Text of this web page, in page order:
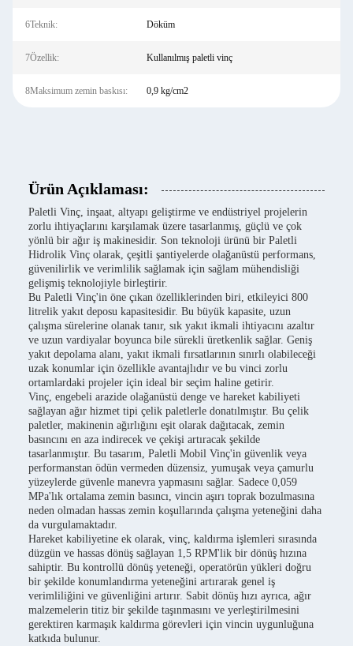
6Teknik: Döküm
7Özellik: Kullanılmış paletli vinç
8Maksimum zemin baskısı: 0,9 kg/cm2
Ürün Açıklaması:
Paletli Vinç, inşaat, altyapı geliştirme ve endüstriyel projelerin
zorlu ihtiyaçlarını karşılamak üzere tasarlanmış, güçlü ve çok
yönlü bir ağır iş makinesidir. Son teknoloji ürünü bir Paletli
Hidrolik Vinç olarak, çeşitli şantiyelerde olağanüstü performans,
güvenilirlik ve verimlilik sağlamak için sağlam mühendisliği
gelişmiş teknolojiyle birleştirir.
Bu Paletli Vinç'in öne çıkan özelliklerinden biri, etkileyici 800
litrelik yakıt deposu kapasitesidir. Bu büyük kapasite, uzun
çalışma sürelerine olanak tanır, sık yakıt ikmali ihtiyacını azaltır
ve uzun vardiyalar boyunca bile sürekli üretkenlik sağlar. Geniş
yakıt depolama alanı, yakıt ikmali fırsatlarının sınırlı olabileceği
uzak konumlar için özellikle avantajlıdır ve bu vinci zorlu
ortamlardaki projeler için ideal bir seçim haline getirir.
Vinç, engebeli arazide olağanüstü denge ve hareket kabiliyeti
sağlayan ağır hizmet tipi çelik paletlerle donatılmıştır. Bu çelik
paletler, makinenin ağırlığını eşit olarak dağıtacak, zemin
basıncını en aza indirecek ve çekişi artıracak şekilde
tasarlanmıştır. Bu tasarım, Paletli Mobil Vinç'in güvenlik veya
performanstan ödün vermeden düzensiz, yumuşak veya çamurlu
yüzeylerde güvenle manevra yapmasını sağlar. Sadece 0,059
MPa'lık ortalama zemin basıncı, vincin aşırı toprak bozulmasına
neden olmadan hassas zemin koşullarında çalışma yeteneğini daha
da vurgulamaktadır.
Hareket kabiliyetine ek olarak, vinç, kaldırma işlemleri sırasında
düzgün ve hassas dönüş sağlayan 1,5 RPM'lik bir dönüş hızına
sahiptir. Bu kontrollü dönüş yeteneği, operatörün yükleri doğru
bir şekilde konumlandırma yeteneğini artırarak genel iş
verimliliğini ve güvenliğini artırır. Sabit dönüş hızı ayrıca, ağır
malzemelerin titiz bir şekilde taşınmasını ve yerleştirilmesini
gerektiren karmaşık kaldırma görevleri için vincin uygunluğuna
katkıda bulunur.